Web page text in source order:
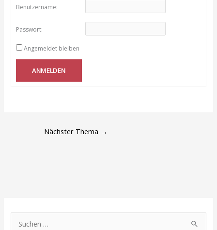
Benutzername:
Passwort:
Angemeldet bleiben
ANMELDEN
Nächster Thema →